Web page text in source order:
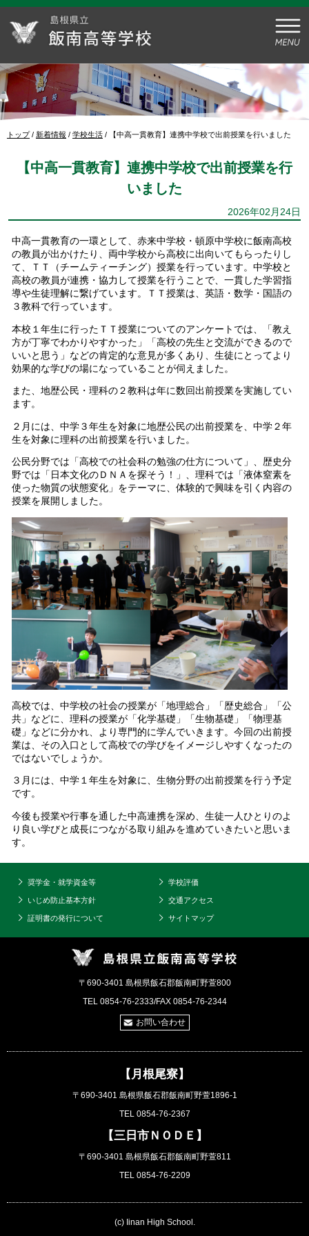
このページの本文へ
現
トップ/ 新着情報 / 学校生活 / 【中高一貫教育】連携中学校で出前授業を行いました
【中高一貫教育】連携中学校で出前授業を行
いました
2026年02月24日
中高一貫教育の一環として、赤来中学校・頓原中学校に飯南高校
の教員が出かけたり、両中学校から高校に出向いてもらったりし
て、ＴＴ（チームティーチング）授業を行っています。中学校と
高校の教員が連携・協力して授業を行うことで、一貫した学習指
導や生徒理解に繋げています。ＴＴ授業は、英語・数学・国語の
３教科で行っています。
本校１年生に行ったＴＴ授業についてのアンケートでは、「教え
方が丁寧でわかりやすかった」「高校の先生と交流ができるので
いいと思う」などの肯定的な意見が多くあり、生徒にとってより
効果的な学びの場になっていることが伺えました。
また、地歴公民・理科の２教科は年に数回出前授業を実施してい
ます。
２月には、中学３年生を対象に地歴公民の出前授業を、中学２年
生を対象に理科の出前授業を行いました。
公民分野では「高校での社会科の勉強の仕方について」、歴史分
野では「日本文化のＤＮＡを探そう！」、理科では「液体窒素を
使った物質の状態変化」をテーマに、体験的で興味を引く内容の
授業を展開しました。
高校では、中学校の社会の授業が「地理総合」「歴史総合」「公
共」などに、理科の授業が「化学基礎」「生物基礎」「物理基
礎」などに分かれ、より専門的に学んでいきます。今回の出前授
業は、その入口として高校での学びをイメージしやすくなったの
ではないでしょうか。
３月には、中学１年生を対象に、生物分野の出前授業を行う予定
です。
今後も授業や行事を通した中高連携を深め、生徒一人ひとりのよ
り良い学びと成長につながる取り組みを進めていきたいと思いま
す。
奨学金・就学資金等 学校評価
いじめ防止基本方針 交通アクセス
証明書の発行について サイトマップ
〒690-3401 島根県飯石郡飯南町野萱800
TEL 0854-76-2333/FAX 0854-76-2344
お問い合わせ
【月根尾寮】
〒690-3401 島根県飯石郡飯南町野萱1896-1
TEL 0854-76-2367
【三日市ＮＯＤＥ】
〒690-3401 島根県飯石郡飯南町野萱811
TEL 0854-76-2209
(c) Iinan High School.